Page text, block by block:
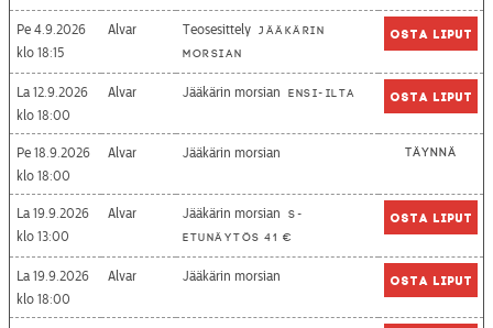
Pe 4.9.2026
18:15
Alvar Teosesittely Jääkärin
morsian
Osta liput
La 12.9.2026
18:00
Alvar Jääkärin morsian Ensi-ilta Osta liput
Pe 18.9.2026
18:00
Alvar Jääkärin morsian Täynnä
La 19.9.2026
13:00
Alvar Jääkärin morsian
S-
etunäytös 41 €
Osta liput
La 19.9.2026
18:00
Alvar Jääkärin morsian Osta liput